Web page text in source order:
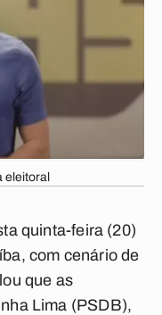
eleitoral
quinta-feira (20)
com cenário de
que as
Lima (PSDB),